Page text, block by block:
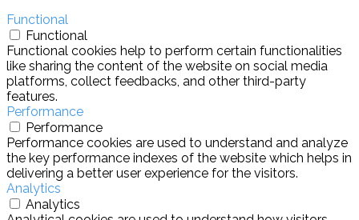
Functional
Functional
Functional cookies help to perform certain functionalities
like sharing the content of the website on social media
platforms, collect feedbacks, and other third-party
features.
Performance
Performance
Performance cookies are used to understand and analyze
the key performance indexes of the website which helps in
delivering a better user experience for the visitors.
Analytics
Analytics